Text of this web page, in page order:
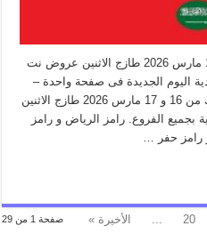
عروض رامز السعودية اليوم 16 و 17 مارس 2026 طازج الاثنين عروض نت
اليوم الجديدة فى صفحة واحدة –
عروض رامز السعودية 2026 – و ذلك من 16 و 17 مارس 2026 طازج الاثنين
بجميع الفروع. رامز الرياض و رامز
رامز حفر …
صفحة 1 من 29 20 الأخيرة »